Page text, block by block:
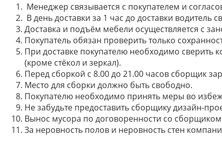
Менеджер связывается с покупателем и
В день доставки за 1 час до доставки водитель
Доставка и подъём мебели осуществляется с
Покупатель обязан проверить только
При доставке покупателю необходимо сверить
(кроме стёкол и зеркал).
Перед сборкой с 8.00 до 21.00 часов сборщик
Место для сборки должно быть свободно.
Покупателю необходимо принять меры во
Не забудьте предоставить сборщику дизайн-
Вынос мусора по договоренности со
За неровность полов и неровность стен